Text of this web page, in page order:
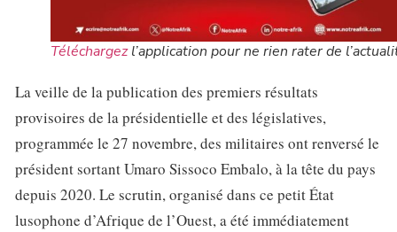
Téléchargezl’application pour ne rien rater de
La veille de la publication des premiers résultats
provisoires de la présidentielle et des législatives,
programmée le 27 novembre, des militaires ont renversé le
président sortant Umaro Sissoco Embalo, à la tête du pays
depuis 2020. Le scrutin, organisé dans ce petit État
lusophone d’Afrique de l’Ouest, a été immédiatement